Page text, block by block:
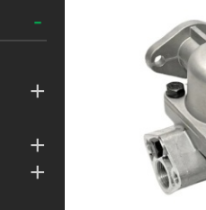
-
+
+
+